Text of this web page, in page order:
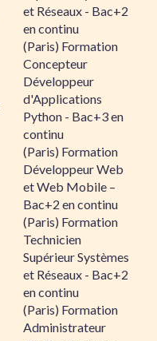
et Réseaux - Bac+2
en continu
(Paris) Formation
Concepteur
Développeur
d'Applications
Python - Bac+3 en
continu
(Paris) Formation
Développeur Web
et Web Mobile –
Bac+2 en continu
(Paris) Formation
Technicien
Supérieur Systèmes
et Réseaux - Bac+2
en continu
(Paris) Formation
Administrateur